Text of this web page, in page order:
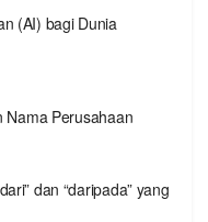
(AI) bagi Dunia
Nama Perusahaan
dan “daripada” yang